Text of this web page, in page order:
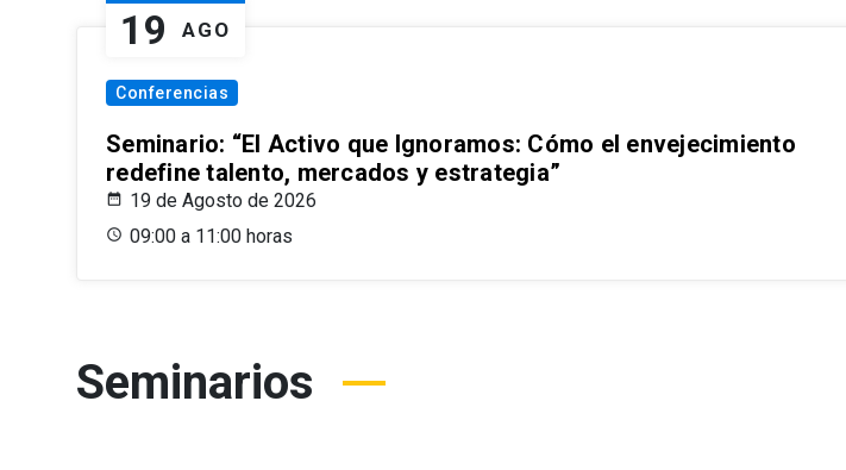
19 AGO
Conferencias
Seminario: “El Activo que Ignoramos: Cómo el envejecimiento
redefine talento, mercados y estrategia”
19 de Agosto de 2026
09:00 a 11:00 horas
Seminarios